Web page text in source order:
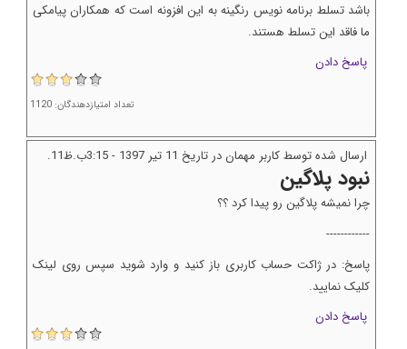
باشد تسلط برنامه نویس رنگینه به این افزونه است که همکاران پیامکی
ما فاقد این تسلط هستند.
پاسخ دادن
تعداد امتیازدهندگان: 1120
ارسال شده توسط کاربر مهمان در تاریخ 11 تير 1397 - 3:15ب.ظ11.
نبود پلاگین
چرا نمیشه پلاگین رو پیدا کرد ؟؟
------------
پاسخ: در ژاکت حساب کاربری باز کنید و وارد شوید سپس روی لینک
کلیک نمایید.
پاسخ دادن